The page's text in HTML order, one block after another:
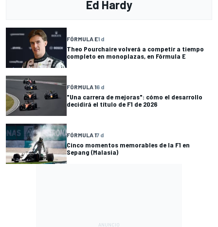
Ed Hardy
FÓRMULA E1 d
Theo Pourchaire volverá a competir a tiempo
completo en monoplazas, en Fórmula E
FÓRMULA 16 d
"Una carrera de mejoras": cómo el desarrollo
decidirá el título de F1 de 2026
FÓRMULA 17 d
Cinco momentos memorables de la F1 en
Sepang (Malasia)